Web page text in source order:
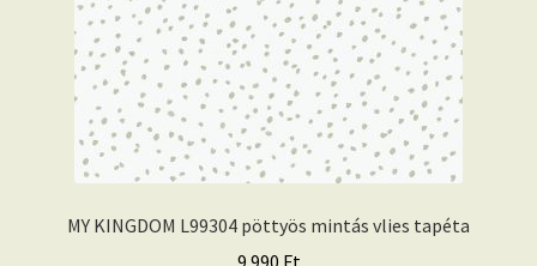
MY KINGDOM L99304 pöttyös mintás vlies tapéta